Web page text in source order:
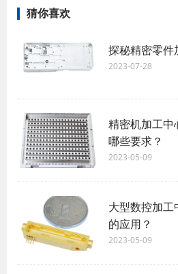
猜你喜欢
探秘精密零
2023-07-28
精密机加工中
哪些要求？
2023-05-09
大型数控加工
的应用？
2023-05-09